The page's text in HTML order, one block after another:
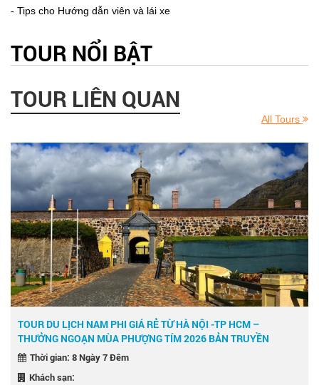
- Tips cho Hướng dẫn viên và lái xe
TOUR NỔI BẬT
TOUR LIÊN QUAN
All Tours
TOUR DU LỊCH NAM PHI GIÁ RẺ TỪ HÀ NỘI -TP HCM –
THƯỞNG NGOẠN MÙA PHƯỢNG TÍM 2026 BẢN TRUYỀN
THỐNG
Thời gian: 8 Ngày 7 Đêm
Khách sạn: